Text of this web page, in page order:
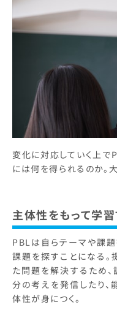
変化に対応していく上で
には何を得られるのか。
主体性をもって学
PBLは自らテーマや課
課題を探すことになる
た問題を解決するため
分の考えを発信したり
体性が身につく。